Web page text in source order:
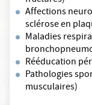
Affections
sclérose en
Maladies
Rééducation
Pathologies
musculaires)